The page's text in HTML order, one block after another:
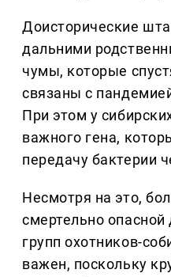
Доисторические
дальними
чумы, которые
связаны с
При этом у
важного гена,
передачу бактерии
Несмотря на это,
смертельно
групп охотников-
важен, поскольку